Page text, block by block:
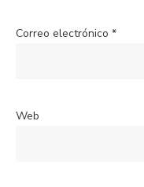
Correo electrónico *
Web